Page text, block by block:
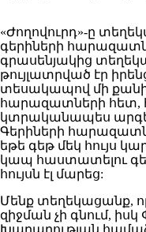
«Ժողովուրդ»-ը
գերիների
գրասենյակից
թույլատրված էր
տեսակապով մի
հարազատների հետ,
կտրականապես
Գերիների
եթե գեթ մեկ հույս
կապ հաստատելու
հույսն էլ մարեց:
Մենք տեղեկացանք,
զիջման չի գնում,
Խաղաղության